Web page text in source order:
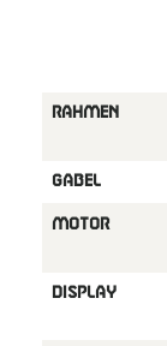
RAHMEN
GABEL
MOTOR
DISPLAY